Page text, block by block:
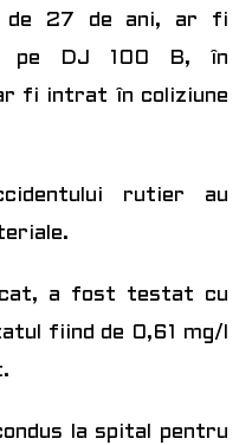
de 27 de ani, ar fi
pe DJ 100 B, în
fi intrat în coliziune
rutier au
a fost testat cu
fiind de 0,61 mg/l
la spital pentru